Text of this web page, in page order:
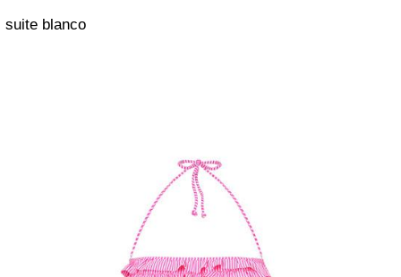
suite blanco